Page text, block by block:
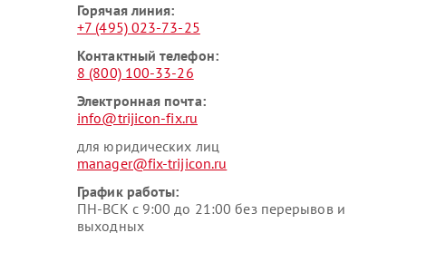
Горячая линия:
+7 (495) 023-73-25
Контактный телефон:
8 (800) 100-33-26
Электронная почта:
info@trijicon-fix.ru
для юридических лиц
manager@fix-trijicon.ru
График работы:
ПН-ВСК с 9:00 до 21:00 без перерывов и
выходных